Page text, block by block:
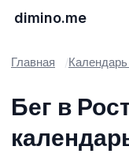
dimino.me
Главная
Бег в